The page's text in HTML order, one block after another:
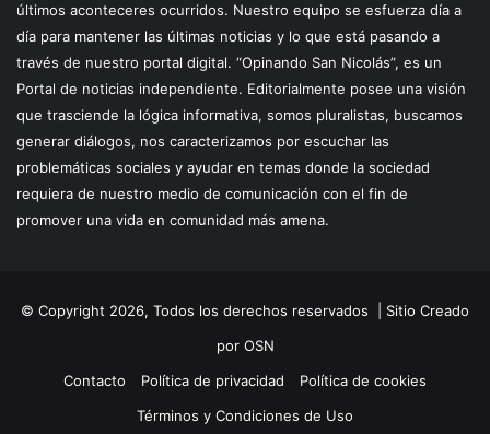
últimos aconteceres ocurridos. Nuestro equipo se esfuerza día a
día para mantener las últimas noticias y lo que está pasando a
través de nuestro portal digital. “Opinando San Nicolás”, es un
Portal de noticias independiente. Editorialmente posee una visión
que trasciende la lógica informativa, somos pluralistas, buscamos
generar diálogos, nos caracterizamos por escuchar las
problemáticas sociales y ayudar en temas donde la sociedad
requiera de nuestro medio de comunicación con el fin de
promover una vida en comunidad más amena.
© Copyright 2026, Todos los derechos reservados | Sitio Creado
por OSN
Contacto
Política de privacidad
Política de cookies
Términos y Condiciones de Uso